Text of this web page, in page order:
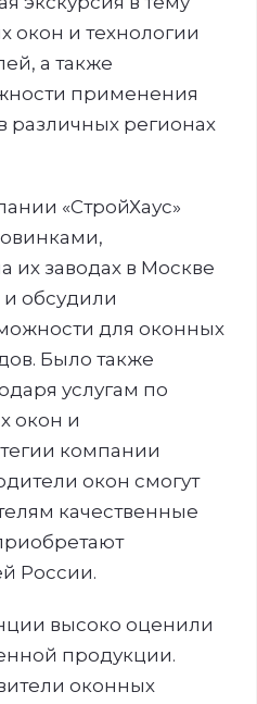
окон и технологии
а также
применения
различных регионах
«СтройХаус»
их заводах в Москве
и обсудили
для оконных
Было также
услугам по
окон и
компании
окон смогут
качественные
России.
высоко оценили
продукции.
оконных